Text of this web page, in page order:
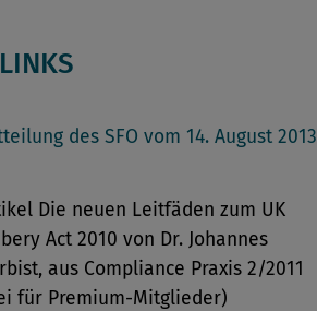
des SFO vom 14. August 2013
Die neuen Leitfäden zum UK
Act 2010 von Dr. Johannes
aus Compliance Praxis 2/2011
für Premium-Mitglieder)